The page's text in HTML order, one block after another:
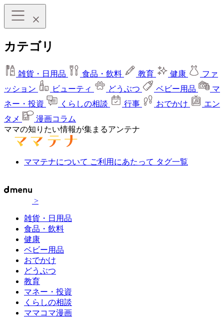
カテゴリ
雑貨・日用品 食品・飲料 教育 健康
ファ
ッション
ビューティ どうぶつ ベビー用品
マ
ネー・投資
くらしの相談 行事 おでかけ
エン
タメ
漫画コラム
ママの知りたい情報が集まるアンテナ
ママテナについて ご利用にあたって タグ一覧
>
雑貨・日用品
食品・飲料
健康
ベビー用品
おでかけ
どうぶつ
教育
マネー・投資
くらしの相談
ママコマ漫画